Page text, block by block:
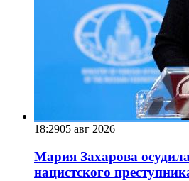
18:2905 авг 2026
Мария Захарова
нацистского